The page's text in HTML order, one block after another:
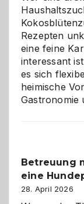
Rezepten
eine feine
interessant
es sich
heimische
Gastronomie
Betreuung
eine
28. April 2026